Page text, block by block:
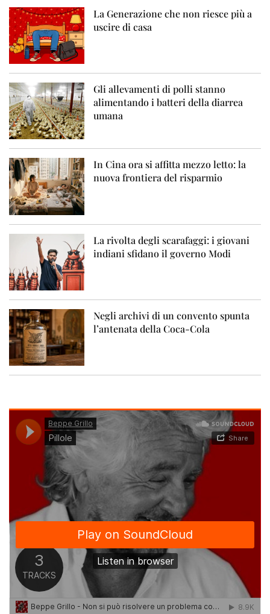
La Generazione che non riesce più a
uscire di casa
Gli allevamenti di polli stanno
alimentando i batteri della diarrea
umana
In Cina ora si affitta mezzo letto: la
nuova frontiera del risparmio
La rivolta degli scarafaggi: i giovani
indiani sfidano il governo Modi
Negli archivi di un convento spunta
l’antenata della Coca-Cola